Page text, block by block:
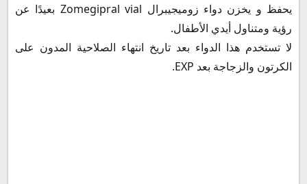
يحفظ و يخزن دواء زوميجيبرال Zomegipral vial بعيدًا عن
رؤية ومتناول أيدي الأطفال.
لا تستخدم هذا الدواء بعد تاريخ انتهاء الصلاحية المدون على
الكرتون والزجاجة بعد EXP.